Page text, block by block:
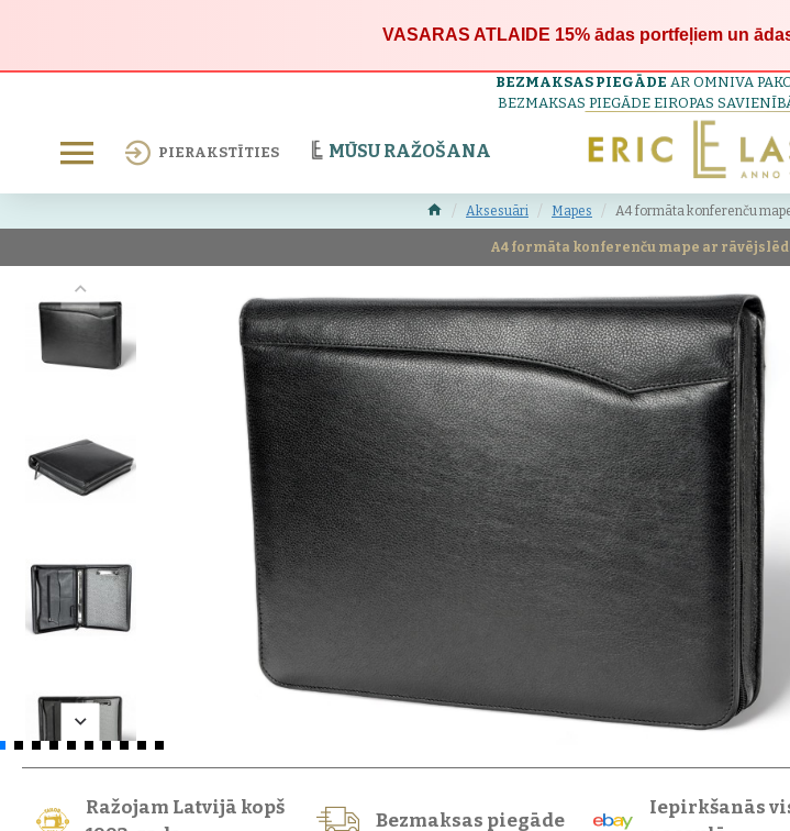
VASARAS ATLAIDE 15%ādas portfeļiem un
BEZMAKSAS PIEGĀDE AR OMNIVA
BEZMAKSAS PIEGĀDE EIROPAS
PIERAKSTĪTIES MŪSU RAŽOŠANA
Aksesuāri Mapes A4 formāta konferenču
A4 formāta konferenču mape ar
Ražojam Latvijā kopš
Bezmaksas piegāde
Iepirkšanās